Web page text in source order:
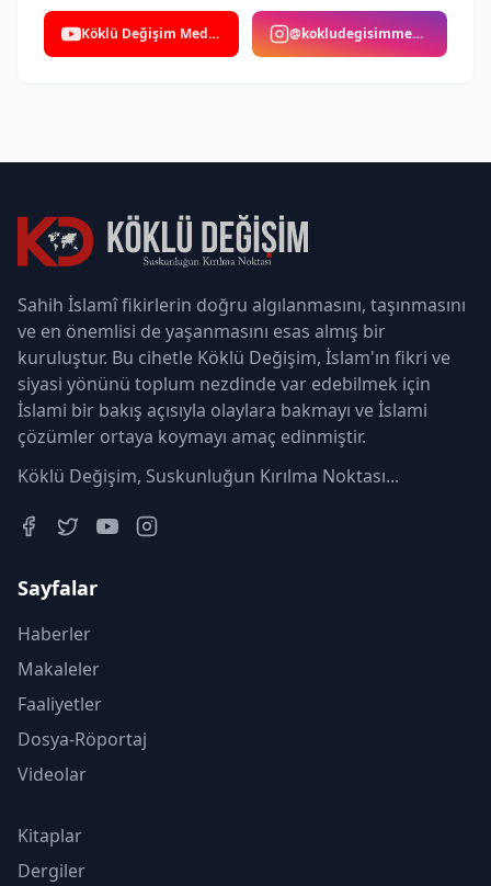
Köklü Değişim Medya @kokludegisimmedya
Sahih İslamî fikirlerin doğru algılanmasını, taşınmasını
ve en önemlisi de yaşanmasını esas almış bir
kuruluştur. Bu cihetle Köklü Değişim, İslam'ın fikri ve
siyasi yönünü toplum nezdinde var edebilmek için
İslami bir bakış açısıyla olaylara bakmayı ve İslami
çözümler ortaya koymayı amaç edinmiştir.
Köklü Değişim, Suskunluğun Kırılma Noktası...
Sayfalar
Haberler
Makaleler
Faaliyetler
Dosya-Röportaj
Videolar
Kitaplar
Dergiler